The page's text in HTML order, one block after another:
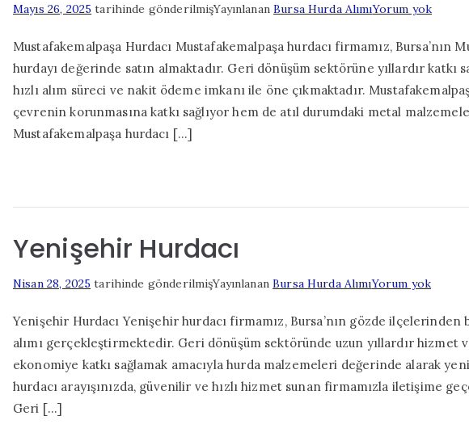
Mayıs 26, 2025 tarihinde gönderilmişYayınlananBursa Hurda AlımıYorum yok
Mustafakemalpaşa Hurdacı Mustafakemalpaşa hurdacı firmamız,
hurdayı değerinde satın almaktadır. Geri dönüşüm sektörüne yıllardır katkı
hızlı alım süreci ve nakit ödeme imkanı ile öne çıkmaktadır.
çevrenin korunmasına katkı sağlıyor hem de atıl durumdaki metal
Mustafakemalpaşa hurdacı […]
Yenişehir Hurdacı
Nisan 28, 2025 tarihinde gönderilmişYayınlananBursa Hurda AlımıYorum yok
Yenişehir Hurdacı Yenişehir hurdacı firmamız, Bursa’nın gözde
alımı gerçekleştirmektedir. Geri dönüşüm sektöründe uzun yıllardır hizmet
ekonomiye katkı sağlamak amacıyla hurda malzemeleri değerinde alarak
hurdacı arayışınızda, güvenilir ve hızlı hizmet sunan firmamızla iletişime
Geri […]